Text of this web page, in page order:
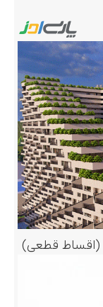
(اقساط قطعی)